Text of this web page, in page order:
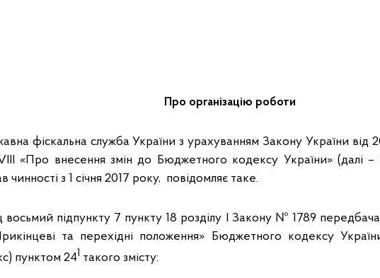
Про організацію роботи
фіскальна служба України з урахуванням Закону України від
«Про внесення змін до Бюджетного кодексу України» (далі
чинності з 1 січня 2017 року, повідомляє таке.
восьмий підпункту 7 пункту 18 розділу І Закону № 1789
та перехідні положення» Бюджетного кодексу
пунктом 241 такого змісту: